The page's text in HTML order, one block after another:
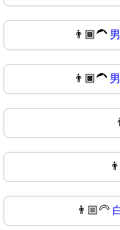
👨🏾‍🦱
👨🏿‍🦱
👨🏼‍🦳